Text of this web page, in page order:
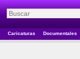
Caricaturas Documentales